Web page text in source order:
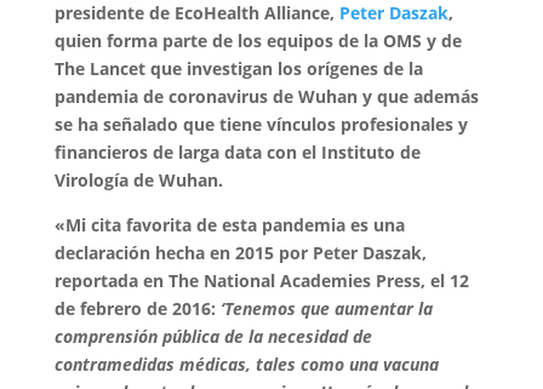
presidente de EcoHealth Alliance, Peter Daszak,
quien forma parte de los equipos de la OMS y de
The Lancet que investigan los orígenes de la
pandemia de coronavirus de Wuhan y que además
se ha señalado que tiene vínculos profesionales y
financieros de larga data con el Instituto de
Virología de Wuhan.
«Mi cita favorita de esta pandemia es una
declaración hecha en 2015 por Peter Daszak,
reportada en The National Academies Press, el 12
de febrero de 2016: ‘Tenemos que aumentar la
comprensión pública de la necesidad de
contramedidas médicas, tales como una vacuna